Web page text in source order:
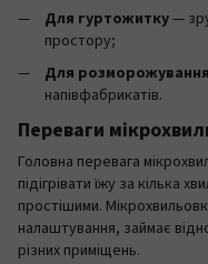
Для гуртожитку—
простору;
Для розморожування
напівфабрикатів.
Переваги
Головна перевага
підігрівати їжу за кілька
простішими.
налаштування, займає
різних приміщень.